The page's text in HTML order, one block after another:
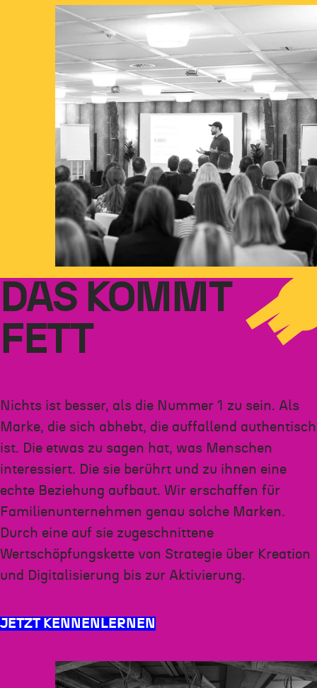
DAS KOMMT
FETT
Nichts ist besser, als die Nummer 1 zu sein. Als
Marke, die sich abhebt, die auffallend authentisch
ist. Die etwas zu sagen hat, was Menschen
interessiert. Die sie berührt und zu ihnen eine
echte Beziehung aufbaut. Wir erschaffen für
Familienunternehmen genau solche Marken.
Durch eine auf sie zugeschnittene
Wertschöpfungskette von Strategie über Kreation
und Digitalisierung bis zur Aktivierung.
JETZT KENNENLERNEN